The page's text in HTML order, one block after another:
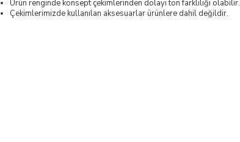
Ürün renginde konsept çekimlerinden dolayı ton farklılığı olabilir.
Çekimlerimizde kullanılan aksesuarlar ürünlere dahil değildir.